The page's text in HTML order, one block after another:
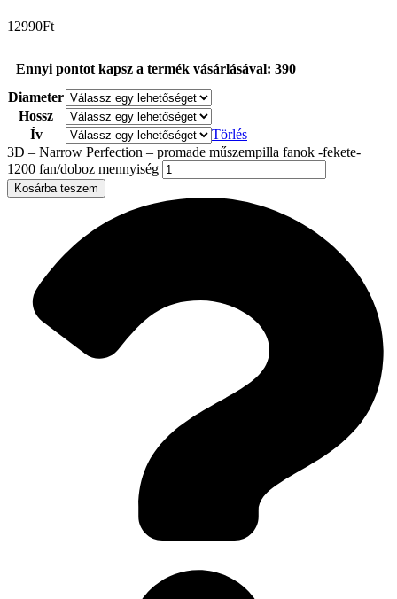
12990Ft
Ennyi pontot kapsz a termék vásárlásával: 390
Diameter
Hossz
Ív
Törlés
3D – Narrow Perfection – promade műszempilla fanok -fekete-
1200 fan/doboz mennyiség
Kosárba teszem